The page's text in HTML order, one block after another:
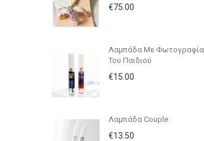
€75.00
Λαμπάδα Με Φωτογραφία
Του Παιδιού
€15.00
Λαμπάδα Couple
€13.50